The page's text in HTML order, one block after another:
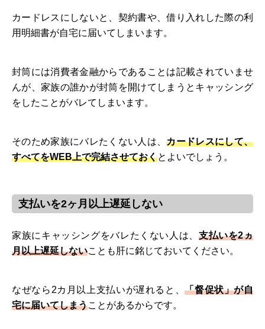
カードレスにしないと、契約書や、借り入れした際の利
用明細書が自宅に届いてしまいます。
封筒には消費者金融からであることは記載されていませ
んが、家族の誰かが封筒を開けてしまうとキャッシング
をしたことがバレてしまいます。
そのため家族にバレたくない人は、カードレスにして、
すべてをWEB上で完結させておくとよいでしょう。
支払いを2ヶ月以上遅延しない
家族にキャッシングをバレたくない人は、 支払いを2ヵ
月以上遅延しないことも肝に銘じておいてください。
なぜなら2カ月以上支払いが遅れると、「督促状」が自
宅に届いてしまうことがあるからです。